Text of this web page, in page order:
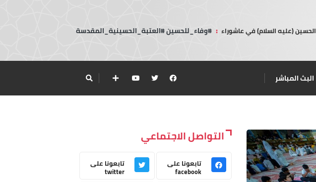
(عليه السلام) في عاشوراء : #وفاء_للحسين #العتبة_الحسينية_المقدسة
البث المباشر
التواصل الاجتماعي
تابعونا على
facebook
تابعونا على
twitter